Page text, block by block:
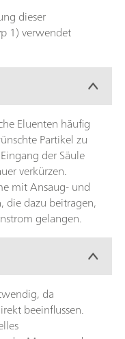
dieser
1) verwendet
Eluenten häufig
Partikel zu
der Säule
verkürzen.
mit Ansaug- und
die dazu beitragen,
gelangen.
da
beeinflussen.